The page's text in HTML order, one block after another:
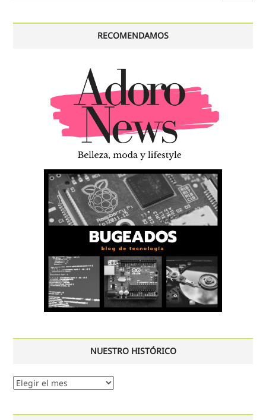
RECOMENDAMOS
NUESTRO HISTÓRICO
Nuestro